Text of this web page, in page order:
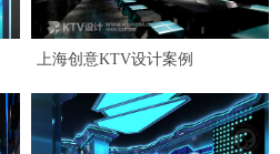
上海创意KTV设计案例